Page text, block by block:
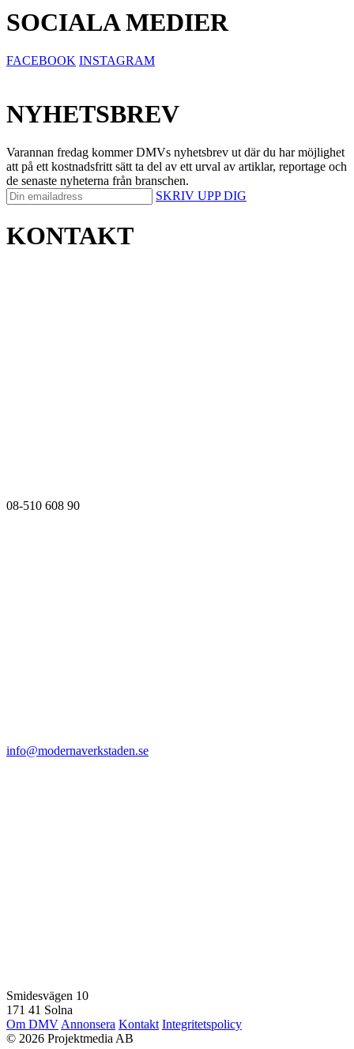
SOCIALA MEDIER
FACEBOOK INSTAGRAM
NYHETSBREV
Varannan fredag kommer DMVs nyhetsbrev ut där du har möjlighet
att på ett kostnadsfritt sätt ta del av ett urval av artiklar, reportage och
de senaste nyheterna från branschen.
SKRIV UPP DIG
KONTAKT
08-510 608 90
info@modernaverkstaden.se
Smidesvägen 10
171 41 Solna
Om DMV Annonsera Kontakt Integritetspolicy
© 2026 Projektmedia AB